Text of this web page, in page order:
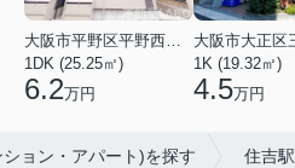
大阪市平野区平野西３丁目
1DK (25.25㎡)
6.2万円
1K (19.32㎡)
4.5万円
ョン・アパート)を探す 住吉駅